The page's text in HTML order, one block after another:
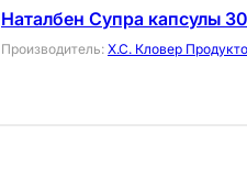
Наталбен Супра капсулы
Производитель: Х.С. Кловер